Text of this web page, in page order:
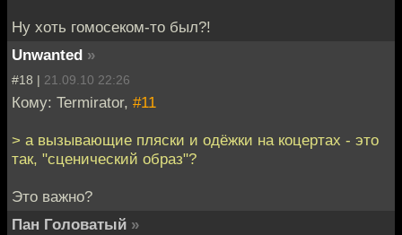
Ну хоть гомосеком-то был?!
Unwanted »
#18 | 21.09.10 22:26
Кому: Termirator, #11
> а вызывающие пляски и одёжки на коцертах - это
так, "сценический образ"?
Это важно?
Пан Головатый »